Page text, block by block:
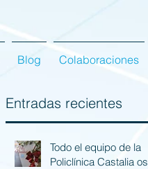
Blog Colaboraciones
Entradas recientes
Todo el equipo de la
Policlínica Castalia os